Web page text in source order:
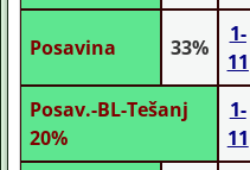
Posavina 33%
1-
11
Posav.-BL-Tešanj
20%
1-
11